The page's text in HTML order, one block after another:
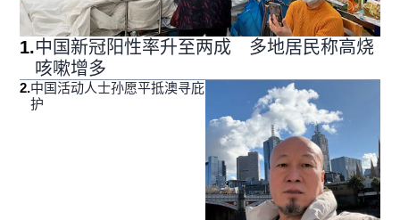
1.中国新冠阳性率升至两成 多地居民称高烧
咳嗽增多
2.中国活动人士孙愿平抵澳寻庇
护